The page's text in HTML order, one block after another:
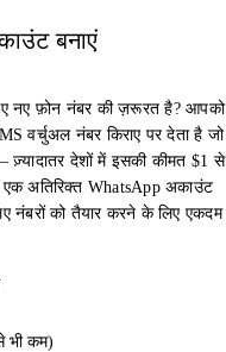
बनाएं
नए फ़ोन नंबर की ज़रूरत है? आपको
वर्चुअल नंबर किराए पर देता है जो
देशों में इसकी कीमत $1 से
अतिरिक्त WhatsApp अकाउंट
नंबरों को तैयार करने के लिए एकदम
भी कम)